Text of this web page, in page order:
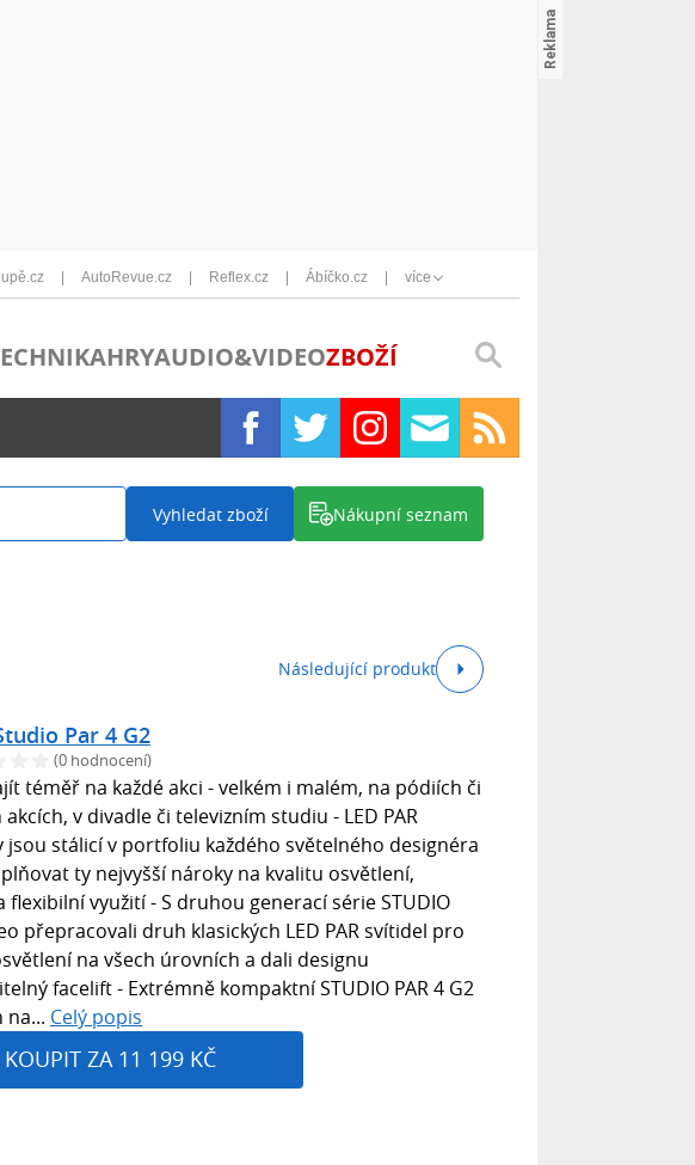
AutoRevue.cz Reflex.cz Ábíčko.cz více
HRYAUDIO&VIDEOZBOŽÍ
Vyhledat zboží Nákupní seznam
Následující produkt
Par 4 G2
(0 hodnocení)
téměř na každé akci - velkém i malém, na pódiích či
v divadle či televizním studiu - LED PAR
jsou stálicí v portfoliu každého světelného designéra
ty nejvyšší nároky na kvalitu osvětlení,
flexibilní využití - S druhou generací série STUDIO
přepracovali druh klasických LED PAR svítidel pro
na všech úrovních a dali designu
facelift - Extrémně kompaktní STUDIO PAR 4 G2
na... Celý popis
KOUPIT ZA 11 199 KČ